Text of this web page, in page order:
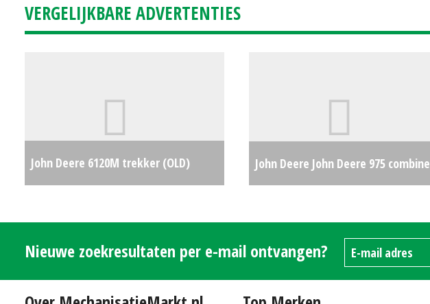
VERGELIJKBARE ADVERTENTIES
John Deere 6120M trekker (OLD)
John Deere John Deere 975 combine
Nieuwe zoekresultaten per e-mail ontvangen?